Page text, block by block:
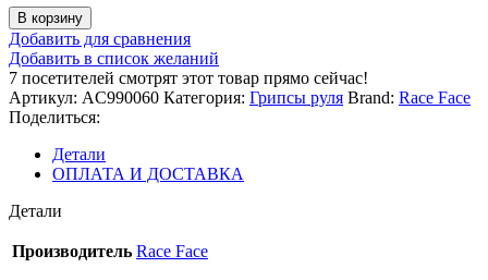
Количество
товара
Ручки
руля
Race
Face
Half
Nelson
Lock
Grips
В корзину
Добавить для сравнения
Добавить в список желаний
7 посетителей смотрят этот товар прямо сейчас!
Артикул: AC990060 Категория: Грипсы руля Brand: Race Face
Поделиться:
Детали
ОПЛАТА И ДОСТАВКА
Детали
Производитель Race Face